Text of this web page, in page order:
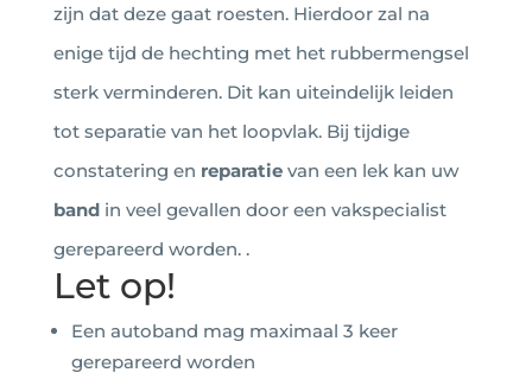
zijn dat deze gaat roesten. Hierdoor zal na
enige tijd de hechting met het rubbermengsel
sterk verminderen. Dit kan uiteindelijk leiden
tot separatie van het loopvlak. Bij tijdige
constatering en reparatievan een lek kan uw
bandin veel gevallen door een vakspecialist
gerepareerd worden. .
Let op!
Een autoband mag maximaal 3 keer
gerepareerd worden